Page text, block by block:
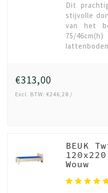
Dit
stijvolle
van het
75/
€313,00
Excl. BTW: €246,28 /
BEUK
Wouw